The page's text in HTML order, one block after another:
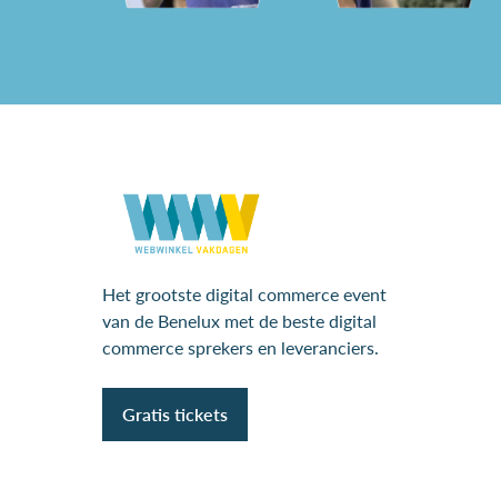
Het grootste digital commerce event
van de Benelux met de beste digital
commerce sprekers en leveranciers.
Gratis tickets